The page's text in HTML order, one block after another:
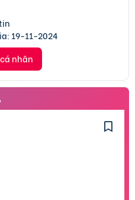
19-11-2024
nhân